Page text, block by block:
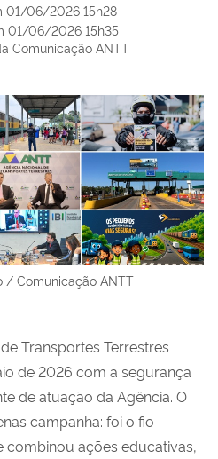
01/06/2026 15h28
01/06/2026 15h35
Comunicação ANTT
/ Comunicação ANTT
Transportes Terrestres
de 2026 com a segurança
de atuação da Agência. O
campanha: foi o fio
ações educativas,